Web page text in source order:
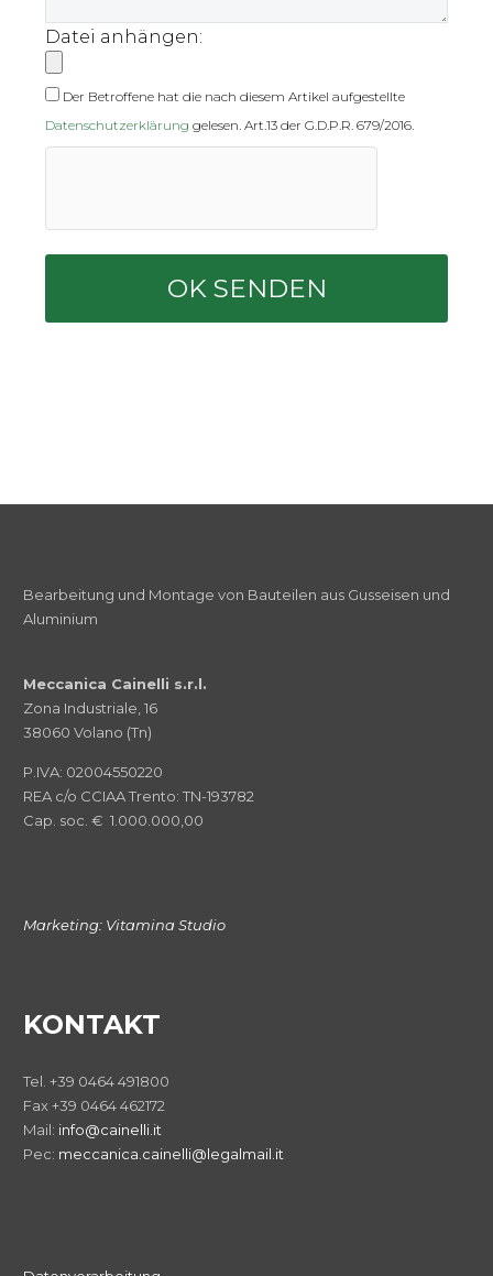
Datei anhängen:
Der Betroffene hat die nach diesem Artikel aufgestellte
Datenschutzerklärung gelesen. Art.13 der G.D.P.R. 679/2016.
Bearbeitung und Montage von Bauteilen aus Gusseisen und
Aluminium
Meccanica Cainelli s.r.l.
Zona Industriale, 16
38060 Volano (Tn)
P.IVA: 02004550220
REA c/o CCIAA Trento: TN-193782
Cap. soc. € 1.000.000,00
Marketing: Vitamina Studio
KONTAKT
Tel. +39 0464 491800
Fax +39 0464 462172
Mail: info@cainelli.it
Pec: meccanica.cainelli@legalmail.it